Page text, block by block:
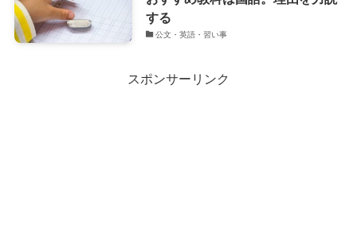
する
公文・英語・習い事
スポンサーリンク